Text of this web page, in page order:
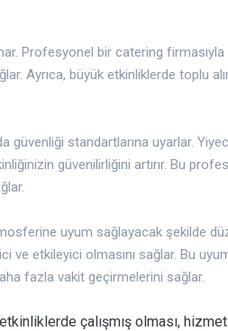
Profesyonel bir catering firmasıyla
Ayrıca, büyük etkinliklerde toplu
standartlarına uyarlar.
güvenilirliğini artırır. Bu
uyum sağlayacak şekilde
etkileyici olmasını sağlar. Bu uyum,
fazla vakit geçirmelerini sağlar.
çalışmış olması,